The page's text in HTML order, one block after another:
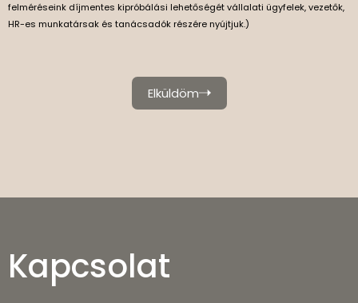
felméréseink díjmentes kipróbálási lehetőségét vállalati ügyfelek, vezetők,
HR-es munkatársak és tanácsadók részére nyújtjuk.)
Elküldöm
Kapcsolat